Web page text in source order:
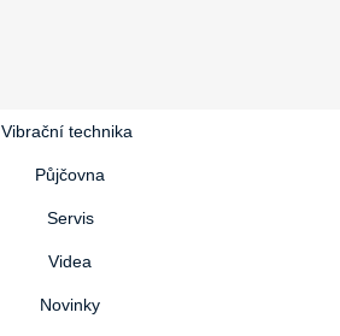
Vibrační technika
Půjčovna
Servis
Videa
Novinky